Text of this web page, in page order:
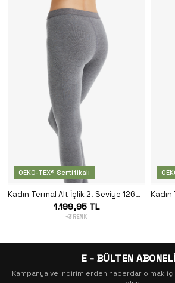
OEKO-TEX® Sertifikalı
Kadın Termal Alt İçlik 2. Seviye 1264 - Gri Melanj
1.199,95 TL
+3 RENK
E - BÜLTEN
Kampanya ve indirimlerden haberdar olmak